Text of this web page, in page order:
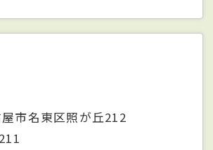
市名東区照が丘212